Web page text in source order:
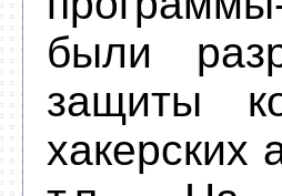
были
защиты
хакерских